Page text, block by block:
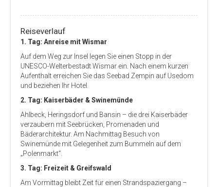
Reiseverlauf
1. Tag: Anreise mit Wismar
Auf dem Weg zur Insel legen Sie einen Stopp in der
UNESCO-Welterbestadt Wismar ein. Nach einem kurzen
Aufenthalt erreichen Sie das Seebad Zempin auf Usedom
und beziehen Ihr Hotel.
2. Tag: Kaiserbäder & Swinemünde
Ahlbeck, Heringsdorf und Bansin – die drei Kaiserbäder
verzaubern mit Seebrücken, Promenaden und
Bäderarchitektur. Am Nachmittag Besuch von
Swinemünde mit Gelegenheit zum Bummeln auf dem
„Polenmarkt“.
3. Tag: Freizeit & Greifswald
Am Vormittag bleibt Zeit für einen Strandspaziergang –